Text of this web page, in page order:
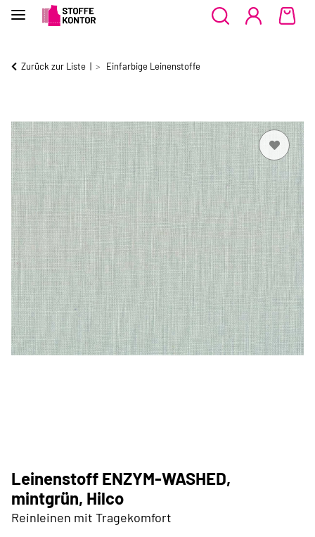
Zurück zur Liste Einfarbige Leinenstoffe
Leinenstoff ENZYM-WASHED,
mintgrün, Hilco
Reinleinen mit Tragekomfort